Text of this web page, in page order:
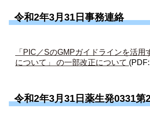
令和2年3月31日事務連絡
「PIC／SのGMPガイドラインを活用
について」 の一部改正について
令和2年3月31日薬生発0331第